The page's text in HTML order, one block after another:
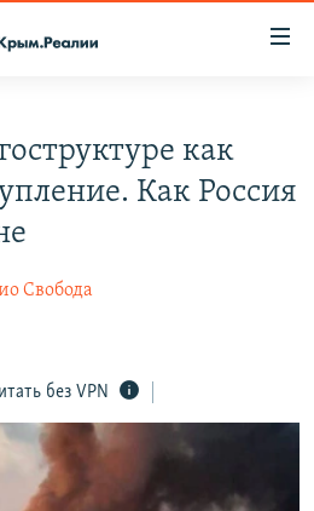
11 ИСТОРИЙ СОПРОТИВЛЕНИЯ
как
Как Россия
Свобода
без VPN